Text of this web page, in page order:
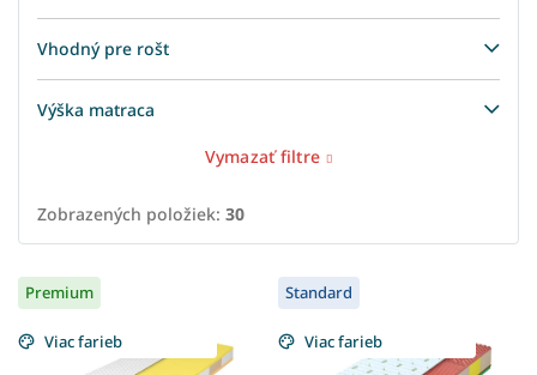
Vhodný pre rošt
Výška matraca
Vymazať filtre
Zobrazených položiek: 30
V
ý
p
i
Premium
Viac farieb
Standard
Viac farieb